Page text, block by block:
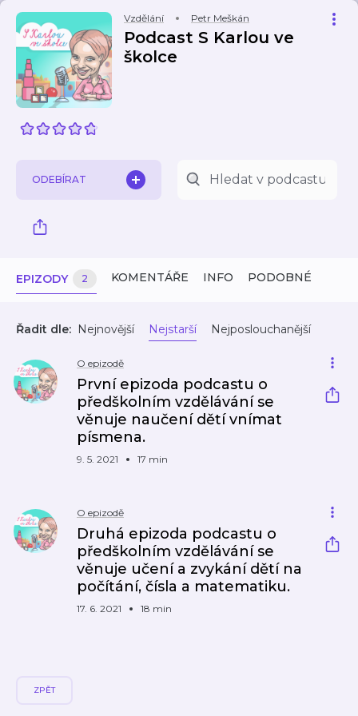
Vzdělání Petr Meškán
Podcast S Karlou ve
školce
ODEBÍRAT
EPIZODY 2 KOMENTÁŘE INFO PODOBNÉ
Řadit dle: Nejnovější Nejstarší Nejposlouchanější
O epizodě
První epizoda podcastu o
předškolním vzdělávání se
věnuje naučení dětí vnímat
písmena.
9. 5. 2021 17 min
O epizodě
Druhá epizoda podcastu o
předškolním vzdělávání se
věnuje učení a zvykání dětí na
počítání, čísla a matematiku.
17. 6. 2021 18 min
ZPĚT